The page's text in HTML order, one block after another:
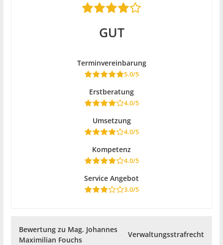
GUT
Terminvereinbarung
5.0/5
Erstberatung
4.0/5
Umsetzung
4.0/5
Kompetenz
4.0/5
Service Angebot
3.0/5
Bewertung zu Mag. Johannes
Maximilian Fouchs
Verwaltungsstrafrecht